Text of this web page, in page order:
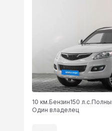
10 км.Бензин150 л.с.
Один владелец